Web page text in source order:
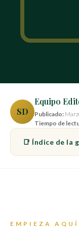
SD
Equipo
Publicado:
Tiempo de
📑 Índice de la
EMPIEZA AQUÍ